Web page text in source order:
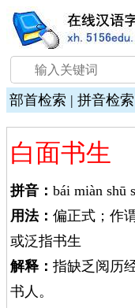
部首检索 | 拼音检索
白面书生
拼音： bái miàn shū
用法： 偏正式；作
或泛指书生
解释： 指缺乏阅历
书人。